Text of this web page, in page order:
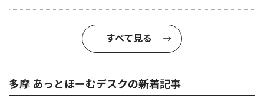
すべて見る
多摩 あっとほーむデスクの新着記事